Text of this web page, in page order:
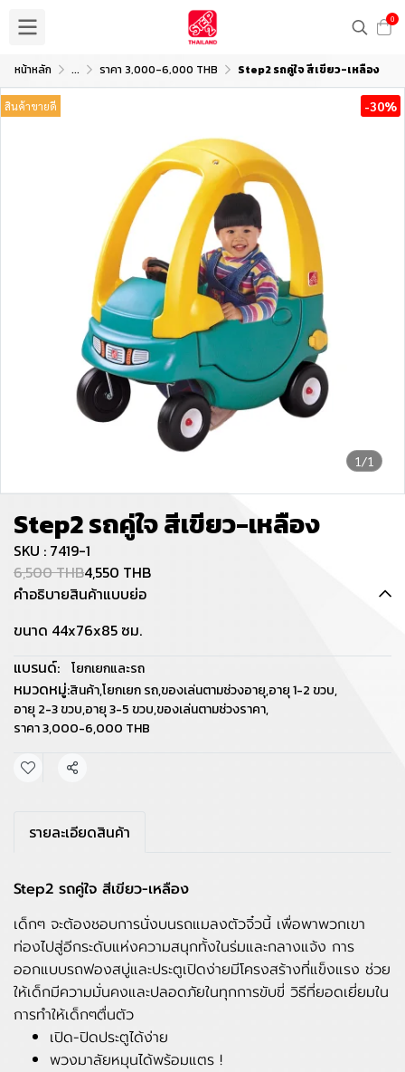
0
หน้าหลัก ... ราคา 3,000-6,000 THB Step2 รถคู่ใจ สีเขียว-เหลือง
1/1
สินค้าขายดี -30%
Step2 รถคู่ใจ สีเขียว-เหลือง
SKU : 7419-1
6,500 THB4,550 THB
คำอธิบายสินค้าแบบย่อ
ขนาด 44x76x85 ซม.
แบรนด์:
โยกเยกและรถ
หมวดหมู่:สินค้า,โยกเยก รถ,ของเล่นตามช่วงอายุ,อายุ 1-2 ขวบ,
อายุ 2-3 ขวบ,อายุ 3-5 ขวบ,ของเล่นตามช่วงราคา,
ราคา 3,000-6,000 THB
แชร์
รายละเอียดสินค้า
Step2 รถคู่ใจ สีเขียว-เหลือง
เด็กๆ จะต้องชอบการนั่งบนรถแมลงตัวจิ๋วนี้ เพื่อพาพวกเขา
ท่องไปสู่อีกระดับแห่งความสนุกทั้งในร่มและกลางแจ้ง การ
ออกแบบรถฟองสบู่และประตูเปิดง่ายมีโครงสร้างที่แข็งแรง ช่วย
ให้เด็กมีความมั่นคงและปลอดภัยในทุกการขับขี่ วิธีที่ยอดเยี่ยมใน
การทำให้เด็กๆตื่นตัว
เปิด-ปิดประตูได้ง่าย
พวงมาลัยหมุนได้พร้อมแตร !